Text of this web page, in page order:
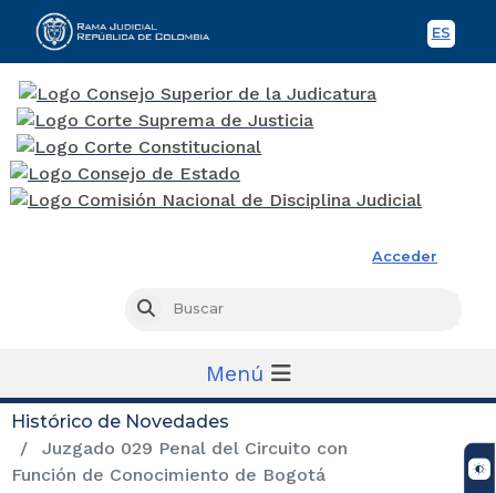
ES
Acceder
Buscar
Menú
Histórico de Novedades
Juzgado 029 Penal del Circuito con
Función de Conocimiento de Bogotá